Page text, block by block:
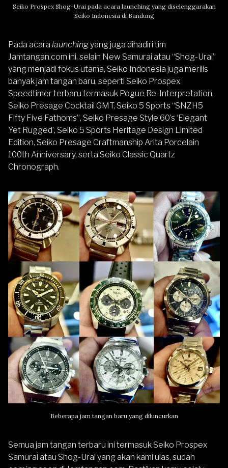
Seiko Prospex Shog-Urai pada acara launching yang diselenggarakan
Seiko Indonesia di Bandung
Pada acara launchingyang juga dihadiri tim
Jamtangan.com ini, selain New Samurai atau “Shog-Urai”
yang menjadi fokus utama, Seiko Indonesia juga merilis
banyak jam tangan baru, seperti Seiko Prospex
Speedtimer terbaru termasuk Pogue Re-Interpretation,
Seiko Presage Cocktail GMT, Seiko 5 Sports “SNZH5
Fifty Five Fathoms”, Seiko Presage Style 60’s ‘Elegant
Yet Rugged’, Seiko 5 Sports Heritage Design Limited
Edition, Seiko Presage Craftmanship Arita Porcelain
100th Anniversary, serta Seiko Classic Quartz
Chronograph.
Beberapa jam tangan baru yang diluncurkan
Semua jam tangan terbaru ini termasuk Seiko Prospex
Samurai atau Shog-Urai yang akan kami ulas, sudah